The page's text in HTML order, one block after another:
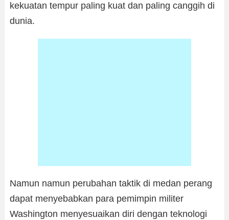
kekuatan tempur paling kuat dan paling canggih di
dunia.
Namun namun perubahan taktik di medan perang
dapat menyebabkan para pemimpin militer
Washington menyesuaikan diri dengan teknologi